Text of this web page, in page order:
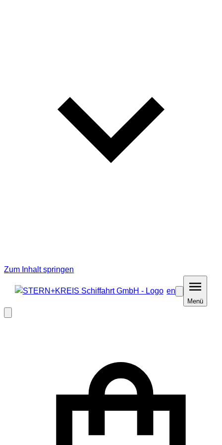
Zum Inhalt springen
en
MenüMenü
schließen